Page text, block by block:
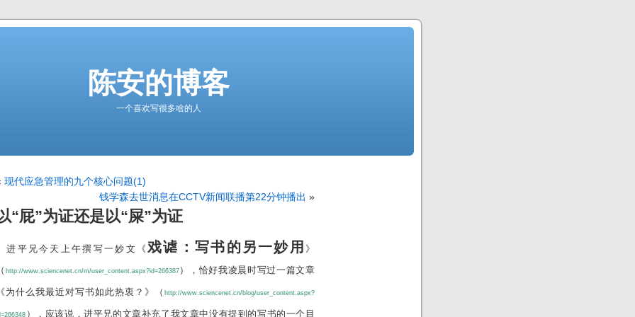
陈安的博客
一个喜欢写很多啥的人
现代应急管理的九个核心问题(1)
钱学森去世消息在CCTV新闻联播第22分钟播出 »
“屁”为证还是以“屎”为证
平兄今天上午撰写一妙文《 戏谑：写书的另一妙用 》
http://www.sciencenet.cn/m/user_content.aspx?id=266387），恰好我凌晨时写过一篇文章
为什么我最近对写书如此热衷？ 》（ http://www.sciencenet.cn/blog/user_content.aspx?
），应该说，进平兄的文章补充了我文章中没有提到的写书的一个目